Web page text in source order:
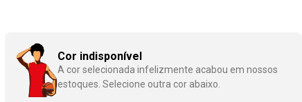
Cor indisponível
A cor selecionada infelizmente acabou em nossos
estoques. Selecione outra cor abaixo.